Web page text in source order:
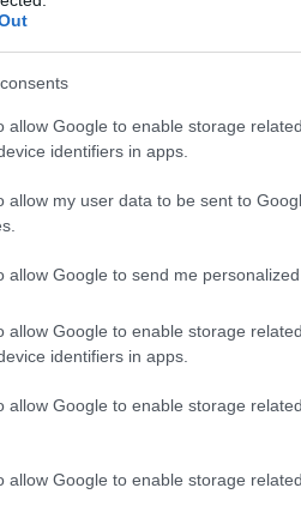
allow Google to enable storage
identifiers in apps.
allow my user data to be sent to
allow Google to send me personalized
allow Google to enable storage
identifiers in apps.
allow Google to enable storage
allow Google to enable storage
ránézésre kissé
téri fagyizó a korábbi
terasz tulajdonképpen
valószínűleg jövőre
csomag- és
szerint nap 24 órájában
Ha mi üzlettulajdonosok,
a reggeli illetve
is alkalmazkodni
Bárki, aki járt erre,
kamionok is gyakran az